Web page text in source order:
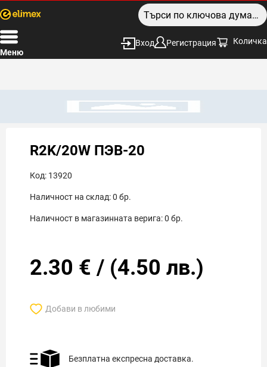
Меню
Вход Регистрация Количка
R2K/20W ПЭВ-20
Код: 13920
Наличност на склад:0 бр.
Наличност в магазинната верига:0 бр.
2.30 € / (4.50 лв.)
Добави в любими
Безплатна експресна доставка.